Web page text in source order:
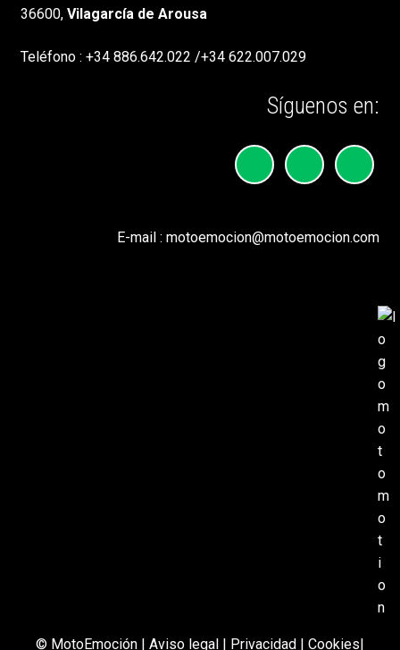
36600, Vilagarcía de Arousa
Teléfono : +34 886.642.022 /+34 622.007.029
Síguenos en:
E-mail :motoemocion@motoemocion.com
© MotoEmoción | Aviso legal Privacidad Cookies